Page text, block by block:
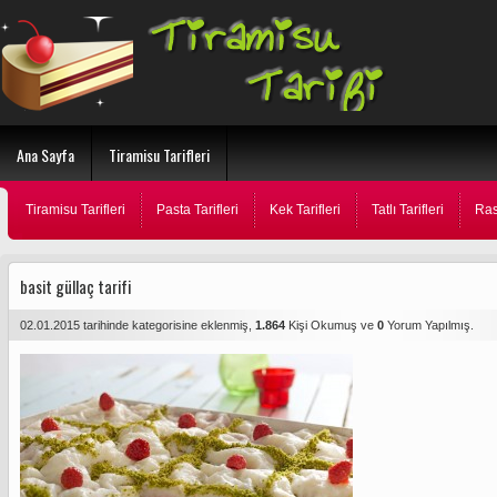
Ana Sayfa Tiramisu Tarifleri
Tiramisu Tarifleri Pasta Tarifleri Kek Tarifleri Tatlı Tarifleri
basit güllaç tarifi
02.01.2015 tarihinde kategorisine eklenmiş, 1.864 Kişi Okumuş ve 0 Yorum Yapılmış.